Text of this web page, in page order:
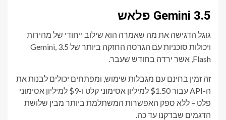
Gemini 3.5 פלאש
גוגל הדגישה את מה שאמרה הוא שילוב ייחודי של מהירות
ויכולות סוכניות עם הגרסה החזקה ביותר של Gemini, 3.5
Flash, אשר ירדה בחודש שעבר.
זה זמין בחינם עם מגבלות שימוש, ומפתחים יכולים לבנות את
ה-API עבור $1.50 למיליון אסימוני קלט ו-$9 למיליון אסימוני
פלט – ללא ספק האפשרות המשתלמת ביותר מבין שלושת
הדגמים שבדקנו עד כה.